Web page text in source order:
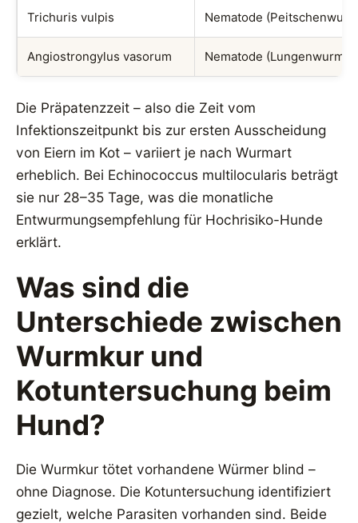
Trichuris vulpis Nematode
Angiostrongylus vasorum Nematode (Lungenwurm)
Die Präpatenzzeit – also die Zeit vom
Infektionszeitpunkt bis zur ersten Ausscheidung
von Eiern im Kot – variiert je nach Wurmart
erheblich. Bei Echinococcus multilocularis beträgt
sie nur 28–35 Tage, was die monatliche
Entwurmungsempfehlung für Hochrisiko-Hunde
erklärt.
Was sind die
Unterschiede zwischen
Wurmkur und
Kotuntersuchung beim
Hund?
Die Wurmkur tötet vorhandene Würmer blind –
ohne Diagnose. Die Kotuntersuchung identifiziert
gezielt, welche Parasiten vorhanden sind. Beide